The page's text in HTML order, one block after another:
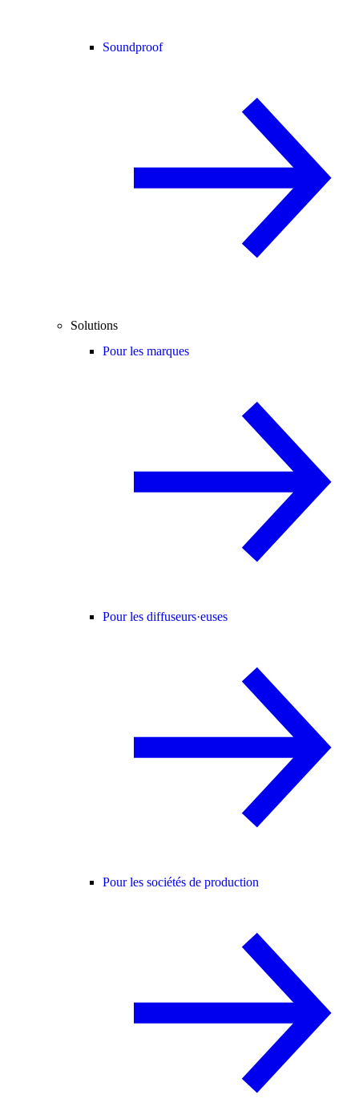
Soundproof
Solutions
Pour les marques
Pour les diffuseurs·euses
Pour les sociétés de production